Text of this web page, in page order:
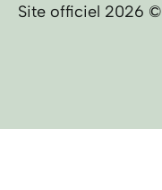
Site officiel 2026 ©